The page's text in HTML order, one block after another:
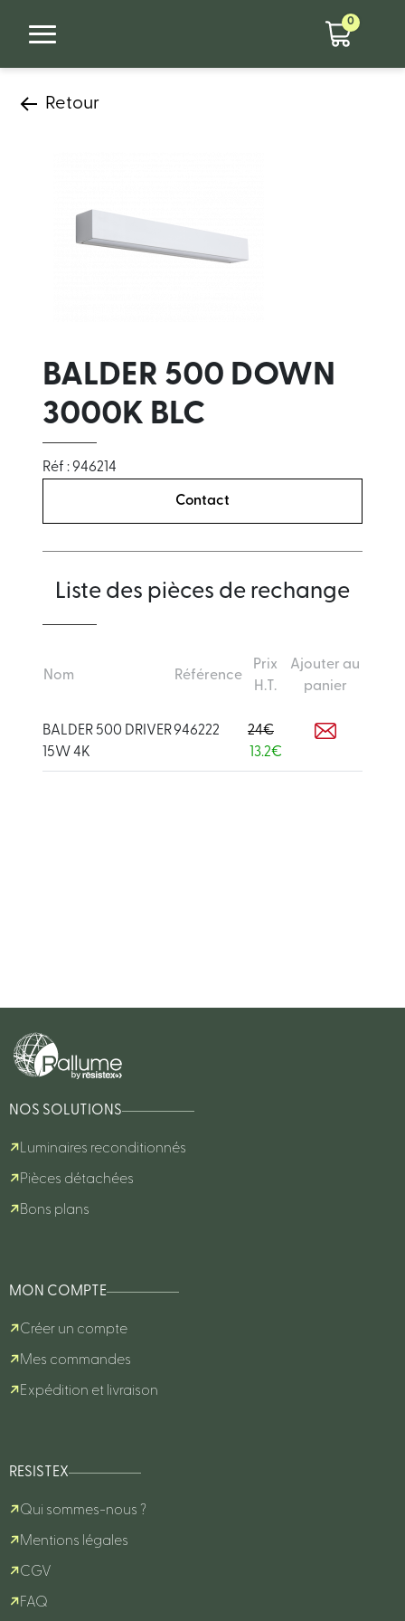
0
Retour
BALDER 500 DOWN
3000K BLC
Réf : 946214
Contact
Liste des pièces de rechange
Nom Référence
Prix
H.T.
Ajouter au
panier
BALDER 500 DRIVER
15W 4K
946222
24€
13.2€
NOS SOLUTIONS
Luminaires reconditionnés
Pièces détachées
Bons plans
MON COMPTE
Créer un compte
Mes commandes
Expédition et livraison
RESISTEX
Qui sommes-nous ?
Mentions légales
CGV
FAQ